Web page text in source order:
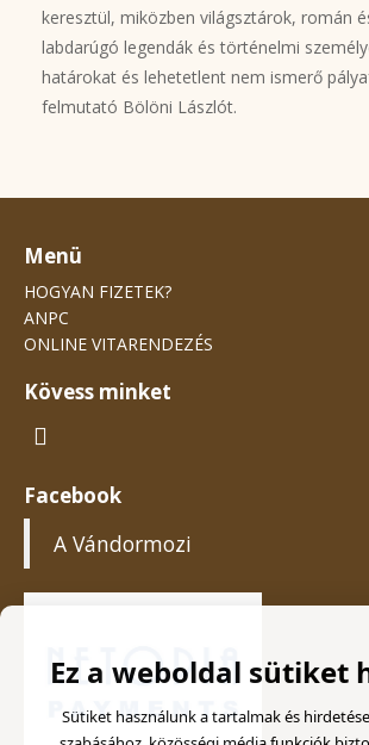
keresztül, miközben világsztárok, román
labdarúgó legendák és történelmi
határokat és lehetetlent nem ismerő
felmutató Bölöni Lászlót.
Menü
HOGYAN FIZETEK?
ANPC
ONLINE VITARENDEZÉS
Kövess minket
Facebook
A Vándormozi
Ez a weboldal sütiket
Sütiket használunk a tartalmak és